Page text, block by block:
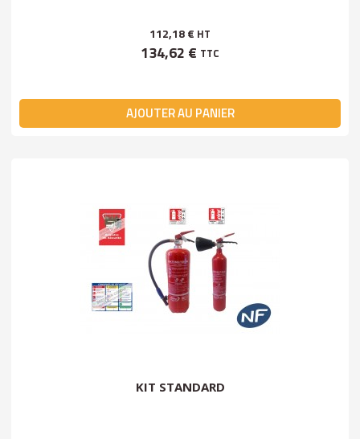
112,18 € HT
134,62 € TTC
AJOUTER AU PANIER
KIT STANDARD